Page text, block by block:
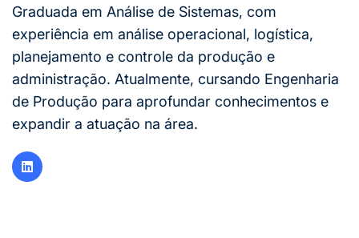
Graduada em Análise de Sistemas, com
experiência em análise operacional, logística,
planejamento e controle da produção e
administração. Atualmente, cursando Engenharia
de Produção para aprofundar conhecimentos e
expandir a atuação na área.